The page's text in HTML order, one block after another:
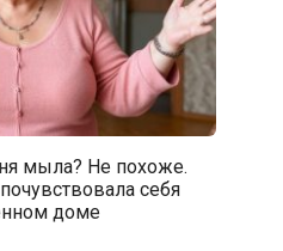
мыла? Не похоже.
себя
доме